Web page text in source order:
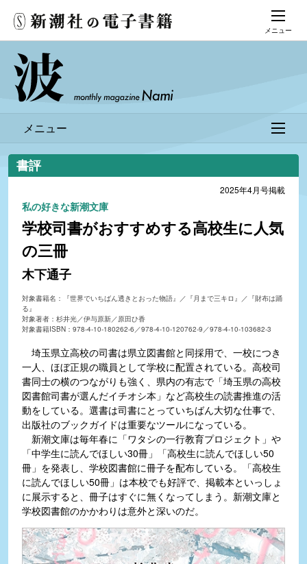
メニュー
メニュー
書評
2025年4月号掲載
私の好きな新潮文庫
学校司書がおすすめする高校生に人気
の三冊
木下通子
対象書籍名：『世界でいちばん透きとおった物語』／『月まで三キロ』／『財布は踊
る』
対象著者：杉井光／伊与原新／原田ひ香
対象書籍ISBN：978-4-10-180262-6／978-4-10-120762-9／978-4-10-103682-3
埼玉県立高校の司書は県立図書館と同採用で、一校につき
一人、ほぼ正規の職員として学校に配置されている。高校司
書同士の横のつながりも強く、県内の有志で「埼玉県の高校
図書館司書が選んだイチオシ本」など高校生の読書推進の活
動をしている。選書は司書にとっていちばん大切な仕事で、
出版社のブックガイドは重要なツールになっている。
新潮文庫は毎年春に「ワタシの一行教育プロジェクト」や
「中学生に読んでほしい30冊」「高校生に読んでほしい50
冊」を発表し、学校図書館に冊子を配布している。「高校生
に読んでほしい50冊」は本校でも好評で、掲載本といっしょ
に展示すると、冊子はすぐに無くなってしまう。新潮文庫と
学校図書館のかかわりは意外と深いのだ。